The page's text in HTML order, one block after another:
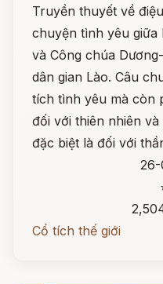
Truyền thuyết về
chuyện tình yêu
và Công chúa
dân gian Lào. Câu
tích tình yêu mà còn
đối với thiên nhiên
đặc biệt là đối với
26-
Cổ tích thế giới